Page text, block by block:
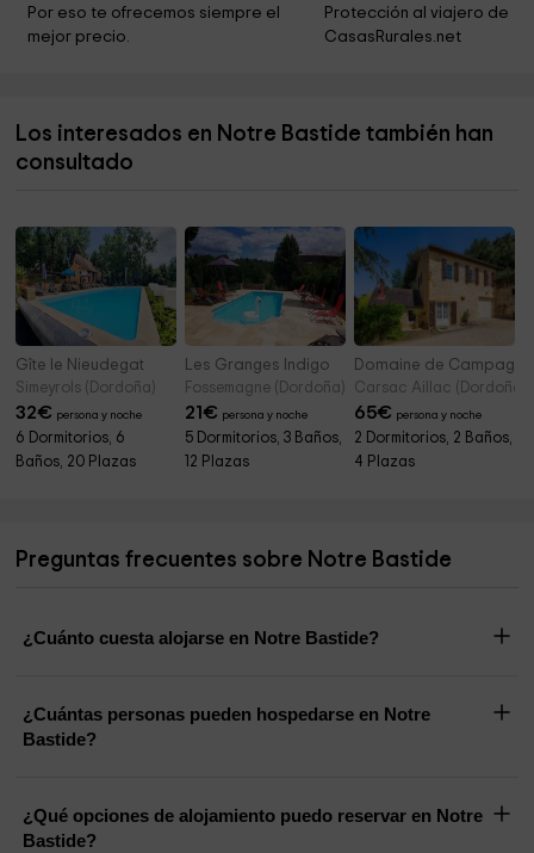
Por eso te ofrecemos siempre el
mejor precio.
Protección al viajero de
CasasRurales.net
Los interesados en Notre Bastide también han
consultado
Gîte le Nieudegat
Simeyrols (Dordoña)
32€ persona y noche
6 Dormitorios, 6
Baños, 20 Plazas
Les Granges Indigo
Fossemagne (Dordoña)
21€ persona y noche
5 Dormitorios, 3 Baños,
12 Plazas
Domaine de
Carsac Aillac (Dordoña)
65€ persona y noche
2 Dormitorios, 2 Baños,
4 Plazas
Preguntas frecuentes sobre Notre Bastide
¿Cuánto cuesta alojarse en Notre Bastide?
¿Cuántas personas pueden hospedarse en Notre
Bastide?
¿Qué opciones de alojamiento puedo reservar en Notre
Bastide?